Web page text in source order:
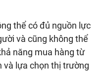
thể có đủ nguồn lực
và cũng không thể
năng mua hàng từ
và lựa chọn thị trường